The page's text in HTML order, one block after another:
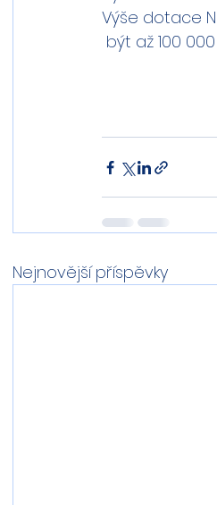
Výše dotace
být až 100
Nejnovější příspěvky